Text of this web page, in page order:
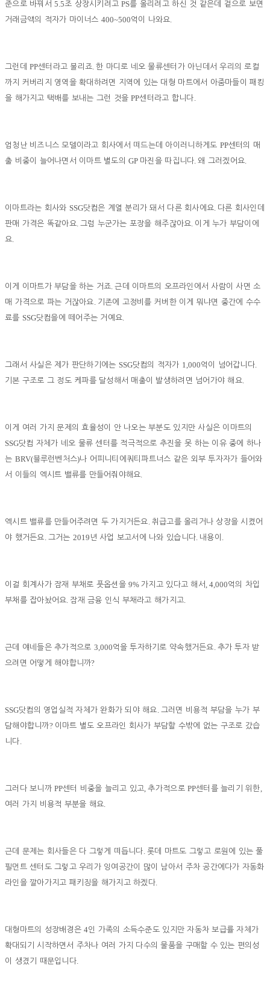
준으로 바꿔서5.5조 상장시키려고PS를 올리려고 하신 것 같은데 겉으로 보면
거래금액의 적자가 마이너스 400~500억이 나와요.
그런데PP센터라고 불리죠.한 마디로 네오 물류센터가 아닌데서 우리의 로컬
까지 커버리지 영역을 확대하려면 지역에 있는 대형 마트에서 아줌마들이 패킹
을 해가지고 택배를 보내는 그런 것을PP센터라고 합니다.
엄청난 비즈니스 모델이라고 회사에서 떠드는데 아이러니하게도 PP센터의 매
출 비중이 늘어나면서 이마트 별도의GP 마진을 따집니다.왜 그러겠어요.
이마트라는 회사와 SSG닷컴은 계열 분리가 돼서 다른 회사에요. 다른 회사인데
판매 가격은 똑같아요. 그럼 누군가는 포장을 해주잖아요. 이게 누가 부담이에
요.
이게 이마트가 부담을 하는 거죠.근데 이마트의 오프라인에서 사람이 사면 소
매 가격으로 파는 거잖아요. 기존에 고정비를 커버한 이게 뭐냐면 중간에 수수
료를 SSG닷컴을에 떼어주는 거예요.
그래서 사실은 제가 판단하기에는 SSG닷컴의 적자가 1,000억이 넘어갑니다.
기본 구조로 그 정도 케파를 달성해서 매출이 발생하려면 넘어가야 해요.
이게 여러 가지 문제의 효율성이 안 나오는 부분도 있지만 사실은 이마트의
SSG닷컴 자체가 네오 물류 센터를 적극적으로 추진을 못 하는 이유 중에 하나
는 BRV(블루런벤처스)나 어피니티에쿼티파트너스 같은 외부 투자자가 들어와
서 이들의 엑시트 밸류를 만들어줘야해요.
엑시트 밸류를 만들어주려면 두 가지거든요. 취급고를 올리거나 상장을 시켰어
야 했거든요. 그거는 2019 년 사업 보고서에 나와 있습니다. 내용이 .
이걸 회계사가 잠재 부채로 풋옵션을9% 가지고 있다고 해서 , 4,000억의 차입
부채를 잡아놨어요. 잠재 금융 인식 부채라고 해가지고.
근데 얘네들은 추가적으로 3,000억을 투자하기로 약속했거든요. 추가 투자 받
으려면 어떻게 해야합니까?
SSG닷컴의 영업실적 자체가 완화가 되야 해요. 그러면 비용적 부담을 누가 부
담해야합니까? 이마트 별도 오프라인 회사가 부담할 수밖에 없는 구조로 갔습
니다.
그러다 보니까PP센터 비중을 늘리고 있고,추가적으로PP센터를 늘리기 위한,
여러 가지 비용적 부분을 해요.
근데 문제는 회사들은 다 그렇게 떠듭니다. 롯데 마트도 그렇고 로원에 있는 풀
필먼트 센터도 그렇고 우리가 잉여공간이 많이 남아서 주차 공간에다가 자동화
라인을 깔아가지고 패키징을 해가지고 하겠다.
대형마트의 성장배경은4인 가족의 소득수준도 있지만 자동차 보급률 자체가
확대되기 시작하면서 주차나 여러 가지 다수의 물품을 구매할 수 있는 편의성
이 생겼기 때문입니다.